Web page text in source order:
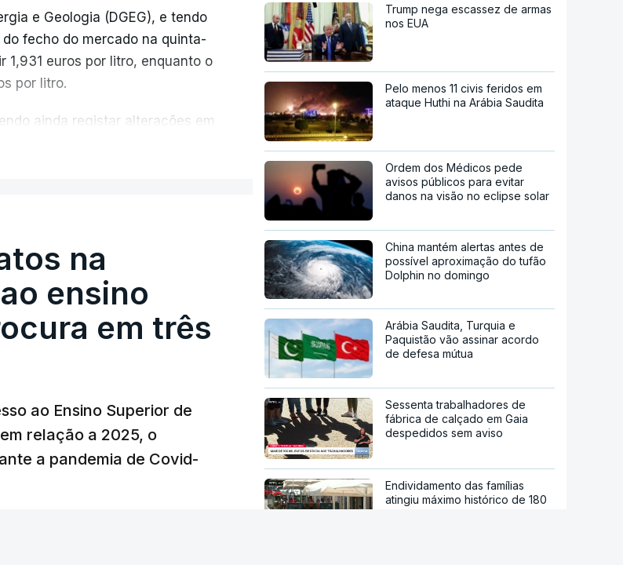
e Geologia (DGEG), e tendo
fecho do mercado na quinta-
euros por litro, enquanto o
por litro.
ainda registar alterações em
e temporária no ISP,
superior a 10
tensão geopolítica no Médio
combustíveis desceram
têm sido marcadas por
na próxima semana.
na
ensino
em três
ao Ensino Superior de
relação a 2025, o
a pandemia de Covid-
Trump nega escassez de armas
nos EUA
Pelo menos 11 civis feridos em
ataque Huthi na Arábia Saudita
Ordem dos Médicos pede
avisos públicos para evitar
danos na visão no eclipse solar
China mantém alertas antes de
possível aproximação do tufão
Dolphin no domingo
Arábia Saudita, Turquia e
Paquistão vão assinar acordo
de defesa mútua
Sessenta trabalhadores de
fábrica de calçado em Gaia
despedidos sem aviso
Endividamento das famílias
atingiu máximo histórico de 180